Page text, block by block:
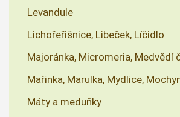
Levandule
Lichořeřišnice, Libeček, Líčidlo
Majoránka, Micromeria, Medvědí
Mařinka, Marulka, Mydlice,
Máty a meduňky